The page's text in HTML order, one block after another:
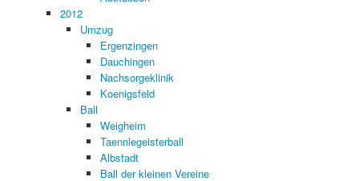
2012
Umzug
Ergenzingen
Dauchingen
Nachsorgeklinik
Koenigsfeld
Ball
Weigheim
Taennlegeisterball
Albstadt
Ball der kleinen Vereine